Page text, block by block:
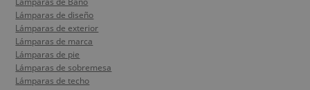
Lámparas de diseño
Lámparas de exterior
Lámparas de marca
Lámparas de pie
Lámparas de sobremesa
Lámparas de techo